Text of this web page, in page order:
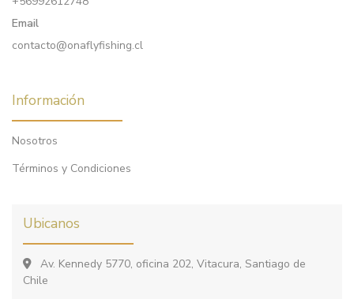
Email
contacto@onaflyfishing.cl
Información
Nosotros
Términos y Condiciones
Ubicanos
Av. Kennedy 5770, oficina 202, Vitacura, Santiago de
Chile